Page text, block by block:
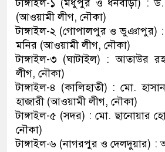
টাঙ্গাইল-১ (মধুপুর ও ধনবাড়ী) :
(আওয়ামী লীগ, নৌকা)
টাঙ্গাইল-২ (গোপালপুর ও ভুঞাপুর) :
মনির (আওয়ামী লীগ, নৌকা)
টাঙ্গাইল-৩ (ঘাটাইল) : আতাউর
লীগ, নৌকা)
টাঙ্গাইল-৪ (কালিহাতী) : মো.
হাজারী (আওয়ামী লীগ, নৌকা)
টাঙ্গাইল-৫ (সদর) : মো. ছানোয়ার
নৌকা)
টাঙ্গাইল-৬ (নাগরপুর ও দেলদুয়ার)